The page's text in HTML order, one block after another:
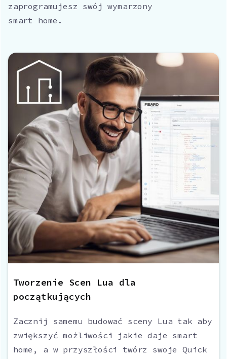
zaprogramujesz swój wymarzony
smart home.
Tworzenie Scen Lua dla
początkujących
Zacznij samemu budować sceny Lua tak aby
zwiększyć możliwości jakie daje smart
home, a w przyszłości twórz swoje Quick